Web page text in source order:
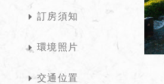
訂房須知
環境照片
交通位置